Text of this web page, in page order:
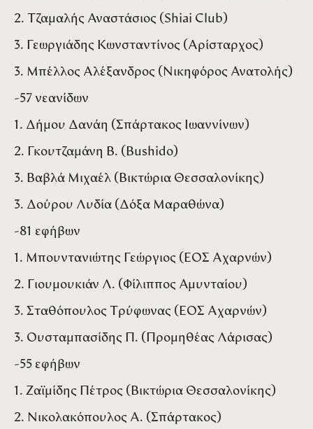
2. Τζαμαλής Αναστάσιος (Shiai Club)
3. Γεωργιάδης Κωνσταντίνος (Αρίσταρχος)
3. Μπέλλος Αλέξανδρος (Νικηφόρος Ανατολής)
-57 νεανίδων
1. Δήμου Δανάη (Σπάρτακος Ιωαννίνων)
2. Γκουτζαμάνη Β. (Bushido)
3. Βαβλά Μιχαέλ (Βικτώρια Θεσσαλονίκης)
3. Δούρου Λυδία (Δόξα Μαραθώνα)
-81 εφήβων
1. Μπουντανιώτης Γεώργιος (ΕΟΣ Αχαρνών)
2. Γιουμουκιάν Λ. (Φίλιππος Αμυνταίου)
3. Σταθόπουλος Τρύφωνας (ΕΟΣ Αχαρνών)
3. Ουσταμπασίδης Π. (Προμηθέας Λάρισας)
-55 εφήβων
1. Ζαϊμίδης Πέτρος (Βικτώρια Θεσσαλονίκης)
2. Νικολακόπουλος Α. (Σπάρτακος)